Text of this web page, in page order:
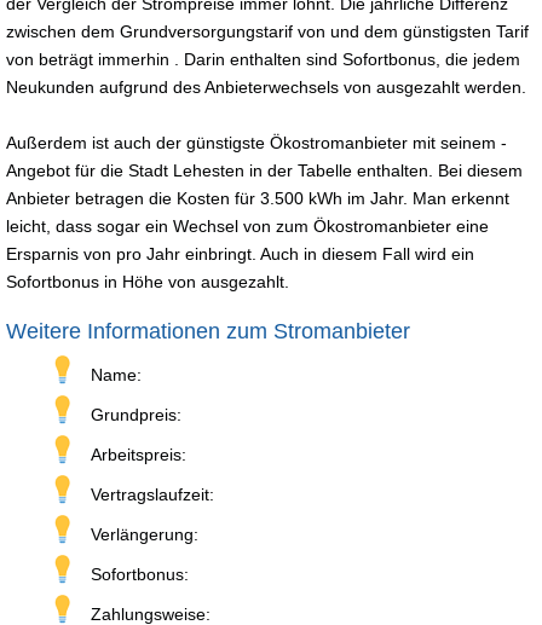
zwischen dem Grundversorgungstarif von und dem günstigsten Tarif
von beträgt immerhin . Darin enthalten sind Sofortbonus, die jedem
Neukunden aufgrund des Anbieterwechsels von ausgezahlt werden.
Außerdem ist auch der günstigste Ökostromanbieter mit seinem -
Angebot für die Stadt Lehesten in der Tabelle enthalten. Bei diesem
Anbieter betragen die Kosten für 3.500 kWh im Jahr. Man erkennt
leicht, dass sogar ein Wechsel von zum Ökostromanbieter eine
Ersparnis von pro Jahr einbringt. Auch in diesem Fall wird ein
Sofortbonus in Höhe von ausgezahlt.
Weitere Informationen zum Stromanbieter
Name:
Grundpreis:
Arbeitspreis:
Vertragslaufzeit:
Verlängerung:
Sofortbonus:
Zahlungsweise: